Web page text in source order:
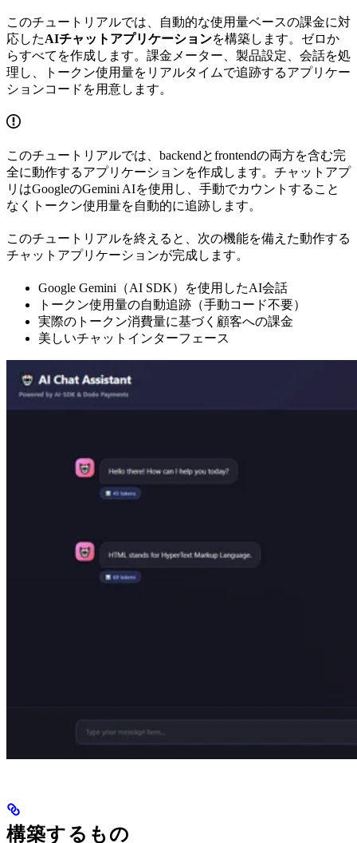
このチュートリアルでは、自動的な使用量ベースの課金に対
応したAIチャットアプリケーションを構築します。ゼロか
らすべてを作成します。課金メーター、製品設定、会話を処
理し、トークン使用量をリアルタイムで追跡するアプリケー
ションコードを用意します。
このチュートリアルでは、backendとfrontendの両方を含む完
全に動作するアプリケーションを作成します。チャットアプ
リはGoogleのGemini AIを使用し、手動でカウントすること
なくトークン使用量を自動的に追跡します。
このチュートリアルを終えると、次の機能を備えた動作する
チャットアプリケーションが完成します。
Google Gemini（AI SDK）を使用したAI会話
トークン使用量の自動追跡（手動コード不要）
実際のトークン消費量に基づく顧客への課金
美しいチャットインターフェース
構築するもの